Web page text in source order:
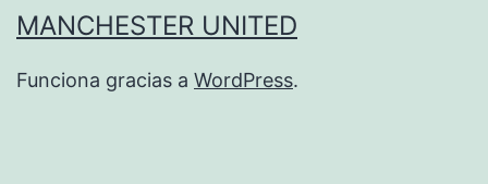
MANCHESTER UNITED
Funciona gracias a WordPress.